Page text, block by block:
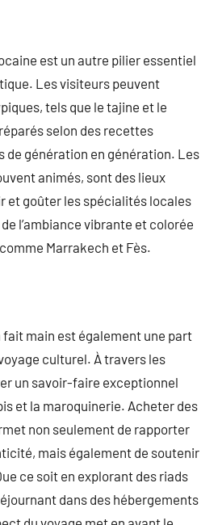
est un autre pilier essentiel
Les visiteurs peuvent
tels que le tajine et le
selon des recettes
de génération en génération. Les
animés, sont des lieux
et goûter les spécialités locales
l’ambiance vibrante et colorée
Marrakech et Fès.
fait main est également une part
culturel. À travers les
un savoir-faire exceptionnel
et la maroquinerie. Acheter des
non seulement de rapporter
mais également de soutenir
ce soit en explorant des riads
dans des hébergements